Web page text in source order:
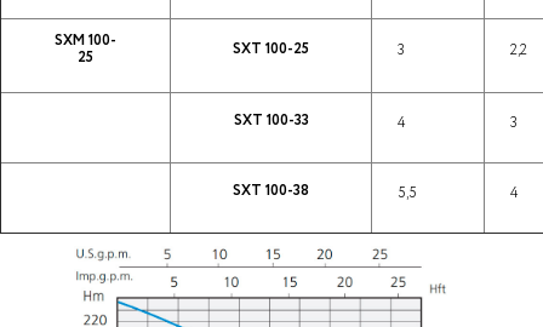
SXM 100-
25
SXT 100-25 3 2,2
SXT 100-33 4 3
SXT 100-38 5,5 4